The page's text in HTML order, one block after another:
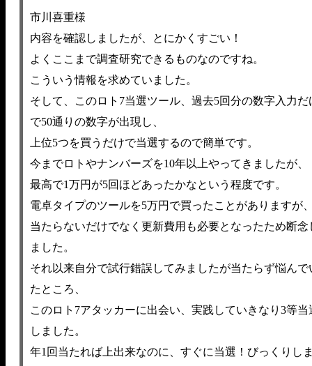
市川喜重様
内容を確認しましたが、とにかくすごい！
よくここまで調査研究できるものなのですね。
こういう情報を求めていました。
そして、このロト7当選ツール、過去5回分の数字入力だ
で50通りの数字が出現し、
上位5つを買うだけで当選するので簡単です。
今までロトやナンバーズを10年以上やってきましたが、
最高で1万円が5回ほどあったかなという程度です。
電卓タイプのツールを5万円で買ったことがありますが
当たらないだけでなく更新費用も必要となったため断念
ました。
それ以来自分で試行錯誤してみましたが当たらず悩んで
たところ、
このロト7アタッカーに出会い、実践していきなり3等当
しました。
年1回当たれば上出来なのに、すぐに当選！びっくりし